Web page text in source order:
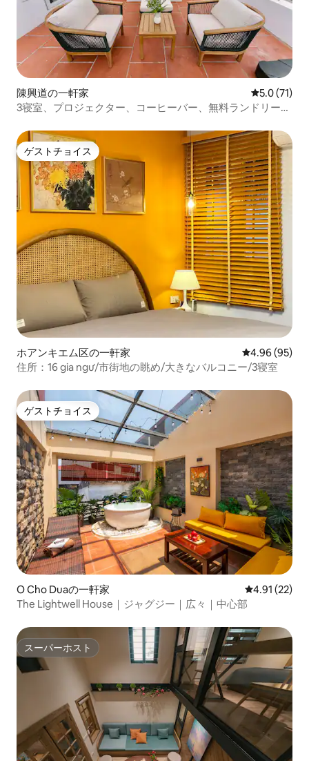
陳興道の一軒家 レビュー71
5.0 (71)
3寝室、プロジェクター、コーヒーバー、無料ランドリー、
ゲストチョイス
ゲストチョイス
ホアンキエム区の一軒家 レビュー95
4.96 (95)
住所：16 gia ngư/市街地の眺め/大きなバルコニー/3寝室
ゲストチョイス
ゲストチョイス
O Cho Duaの一軒家 レビュー22
4.91 (22)
The Lightwell House｜ジャグジー｜広々｜中心部
スーパーホスト
スーパーホスト